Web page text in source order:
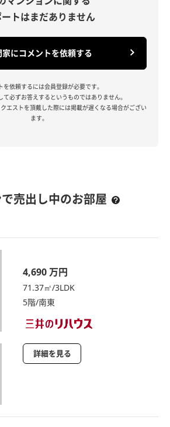
ートはまだありません
家にコメントを依頼する
依頼するには会員登録が必要です。
必ずお答えするというものではありません。
エストを頂戴した際には掲載が遅くなる場合がござい
ます。
売出し中のお部屋
4,690 万円
71.37㎡/3LDK
5階/南東
詳細を見る